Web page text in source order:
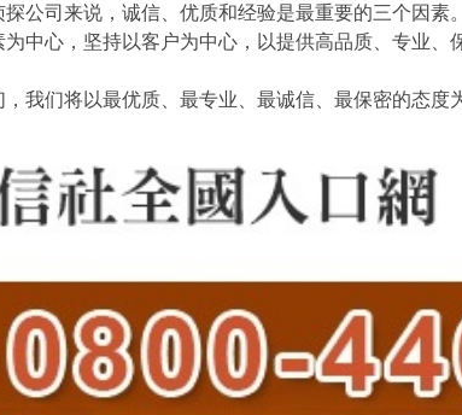
公司来说，诚信、优质和经验是最重要的三个因
中心，坚持以客户为中心，以提供高品质、专业、
我们将以最优质、最专业、最诚信、最保密的态度